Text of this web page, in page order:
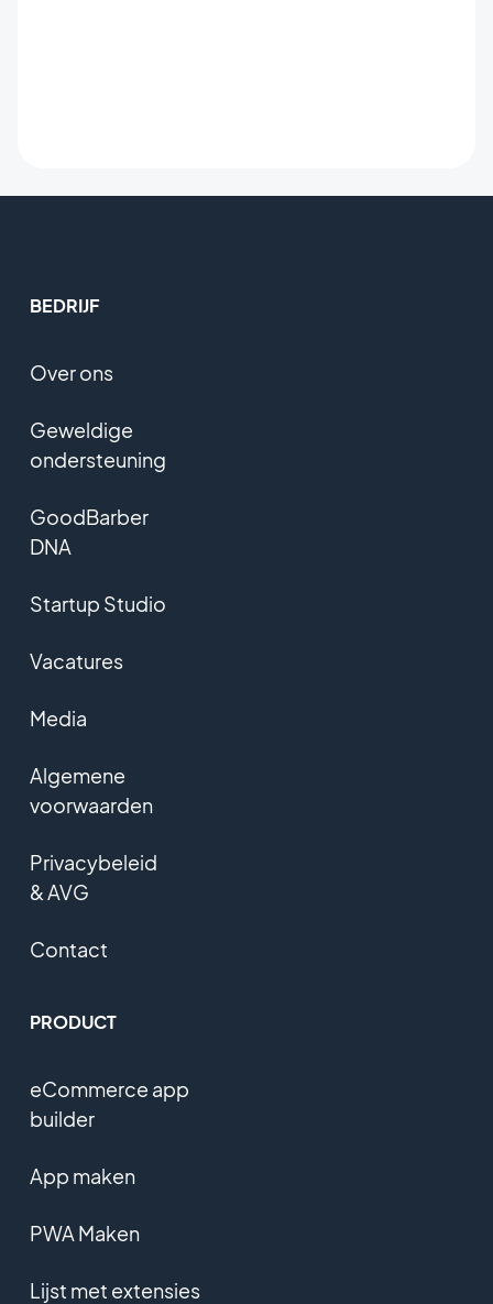
BEDRIJF
Over ons
Geweldige
ondersteuning
GoodBarber
DNA
Startup Studio
Vacatures
Media
Algemene
voorwaarden
Privacybeleid
& AVG
Contact
PRODUCT
eCommerce app
builder
App maken
PWA Maken
Lijst met extensies